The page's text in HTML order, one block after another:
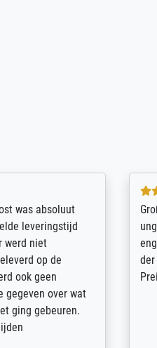
Leinwanddrucks
Bild wurde
verpackt, so
bei uns ankam. Es
Meisterdruck